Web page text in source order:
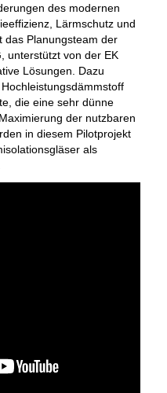
des modernen
Lärmschutz und
das Planungsteam der
unterstützt von der EK
Lösungen. Dazu
die eine sehr dünne
der nutzbaren
in diesem Pilotprojekt
als